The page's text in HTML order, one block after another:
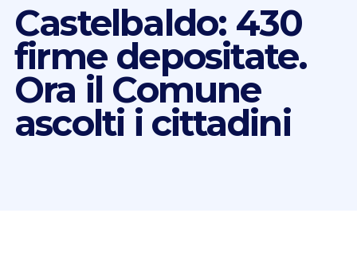
Castelbaldo: 430
firme depositate.
Ora il Comune
ascolti i cittadini